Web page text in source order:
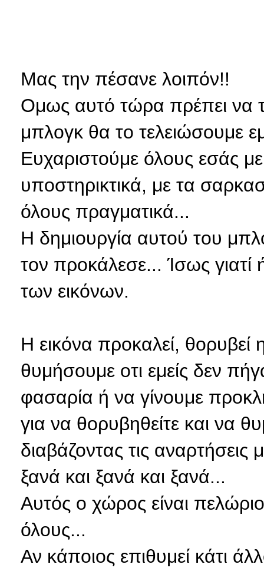
Μας την πέσανε λοιπόν!!
Ομως αυτό τώρα πρέπει να
μπλογκ θα το τελειώσουμε
Ευχαριστούμε όλους εσάς
υποστηρικτικά, με τα
όλους πραγματικά...
Η δημιουργία αυτού του
τον προκάλεσε... Ίσως
των εικόνων.
Η εικόνα προκαλεί,
θυμήσουμε οτι εμείς δεν
φασαρία ή να γίνουμε
για να θορυβηθείτε και να
διαβάζοντας τις
ξανά και ξανά και ξανά...
Αυτός ο χώρος είναι
όλους...
Αν κάποιος επιθυμεί κάτι